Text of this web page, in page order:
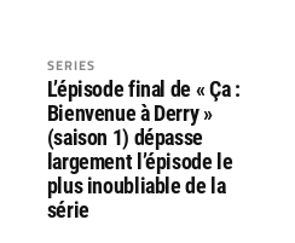
SERIES
L’épisode final de « Ça :
Bienvenue à Derry »
(saison 1) dépasse
largement l’épisode le
plus inoubliable de la
série